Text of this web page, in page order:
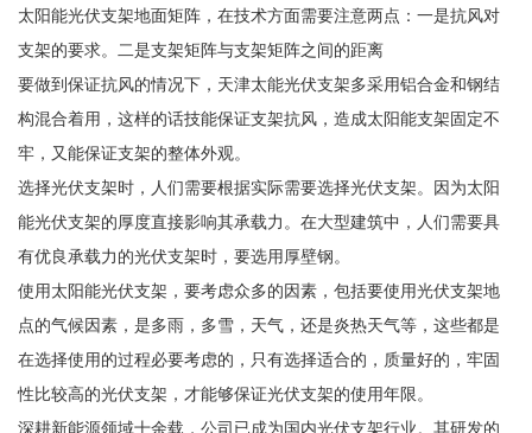
太阳能光伏支架地面矩阵，在技术方面需要注意两点：一是抗风对
支架的要求。二是支架矩阵与支架矩阵之间的距离
要做到保证抗风的情况下，天津太能光伏支架多采用铝合金和钢结
构混合着用，这样的话技能保证支架抗风，造成太阳能支架固定不
牢，又能保证支架的整体外观。
选择光伏支架时，人们需要根据实际需要选择光伏支架。因为太阳
能光伏支架的厚度直接影响其承载力。在大型建筑中，人们需要具
有优良承载力的光伏支架时，要选用厚壁钢。
使用太阳能光伏支架，要考虑众多的因素，包括要使用光伏支架地
点的气候因素，是多雨，多雪，天气，还是炎热天气等，这些都是
在选择使用的过程必要考虑的，只有选择适合的，质量好的，牢固
性比较高的光伏支架，才能够保证光伏支架的使用年限。
深耕新能源领域十余载，公司已成为国内光伏支架行业。其研发的